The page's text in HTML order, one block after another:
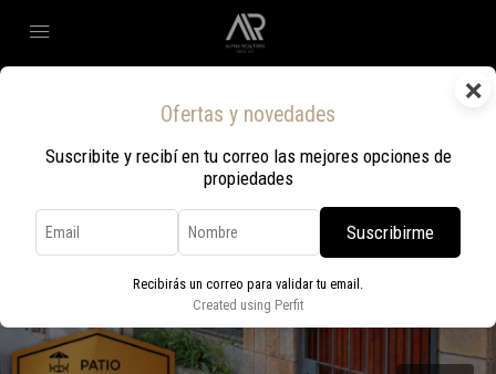
×
Ofertas y novedades
Suscribite y recibí en tu correo las mejores opciones de
propiedades
Suscribirme
Recibirás un correo para validar tu email.
Created using Perfit